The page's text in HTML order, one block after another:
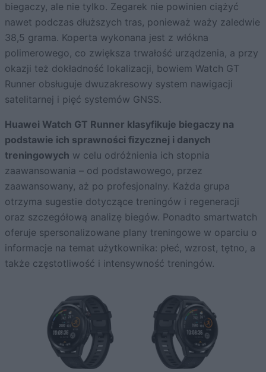
biegaczy, ale nie tylko. Zegarek nie powinien ciążyć
nawet podczas dłuższych tras, ponieważ waży zaledwie
38,5 grama. Koperta wykonana jest z włókna
polimerowego, co zwiększa trwałość urządzenia, a przy
okazji też dokładność lokalizacji, bowiem Watch GT
Runner obsługuje dwuzakresowy system nawigacji
satelitarnej i pięć systemów GNSS.
Huawei Watch GT Runner klasyfikuje biegaczy na
podstawie ich sprawności fizycznej i danych
treningowych w celu odróżnienia ich stopnia
zaawansowania – od podstawowego, przez
zaawansowany, aż po profesjonalny. Każda grupa
otrzyma sugestie dotyczące treningów i regeneracji
oraz szczegółową analizę biegów. Ponadto smartwatch
oferuje spersonalizowane plany treningowe w oparciu o
informacje na temat użytkownika: płeć, wzrost, tętno, a
także częstotliwość i intensywność treningów.